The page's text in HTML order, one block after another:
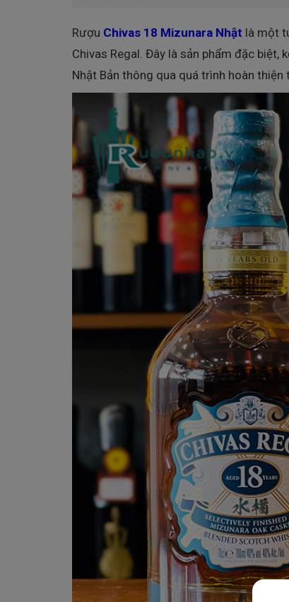
Rượu Chivas 18 Mizunara Nhật là một
Chivas Regal. Đây là sản phẩm đặc
Nhật Bản thông qua quá trình hoàn